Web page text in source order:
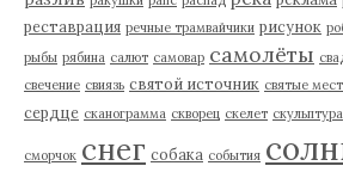
реставрация речные трамвайчики рисунок
рыбы рябина салют самовар самолёты
свечение свиязь святой источник святые
сердце сканограмма скворец скелет скульптура
сморчок снег собака события